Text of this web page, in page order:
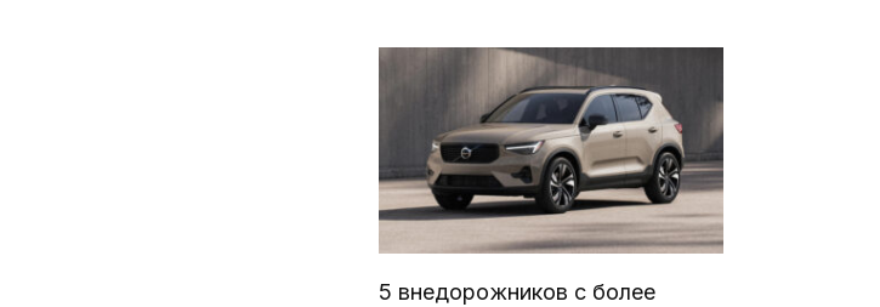
5 внедорожников с более